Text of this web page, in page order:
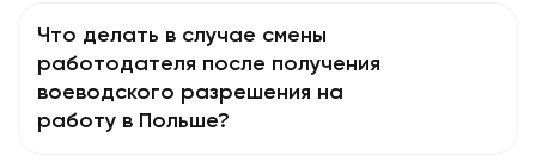
Что делать в случае смены
работодателя после получения
воеводского разрешения на
работу в Польше?